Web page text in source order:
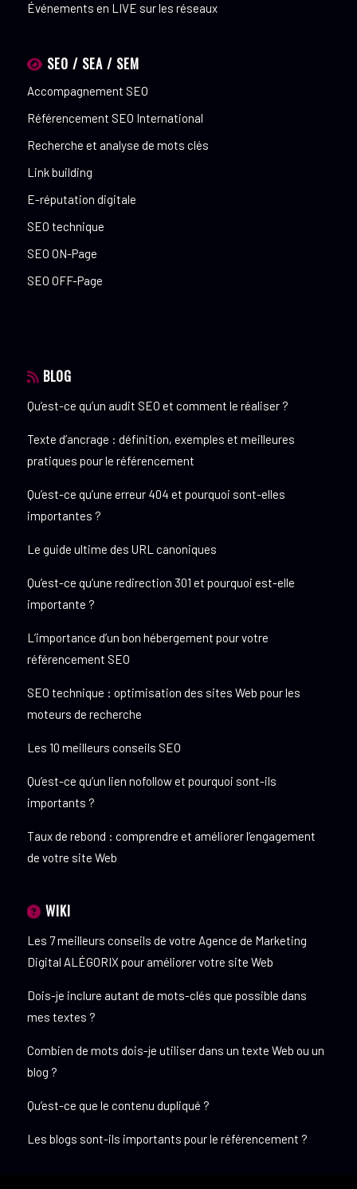
Événements en LIVE sur les réseaux
SEO / SEA / SEM
Accompagnement SEO
Référencement SEO International
Recherche et analyse de mots clés
Link building
E-réputation digitale
SEO technique
SEO ON-Page
SEO OFF-Page
BLOG
Qu’est-ce qu’un audit SEO et comment le réaliser ?
Texte d’ancrage : définition, exemples et meilleures
pratiques pour le référencement
Qu’est-ce qu’une erreur 404 et pourquoi sont-elles
importantes ?
Le guide ultime des URL canoniques
Qu’est-ce qu’une redirection 301 et pourquoi est-elle
importante ?
L’importance d’un bon hébergement pour votre
référencement SEO
SEO technique : optimisation des sites Web pour les
moteurs de recherche
Les 10 meilleurs conseils SEO
Qu’est-ce qu’un lien nofollow et pourquoi sont-ils
importants ?
Taux de rebond : comprendre et améliorer l’engagement
de votre site Web
WIKI
Les 7 meilleurs conseils de votre Agence de Marketing
Digital ALÉGORIX pour améliorer votre site Web
Dois-je inclure autant de mots-clés que possible dans
mes textes ?
Combien de mots dois-je utiliser dans un texte Web ou un
blog ?
Qu’est-ce que le contenu dupliqué ?
Les blogs sont-ils importants pour le référencement ?